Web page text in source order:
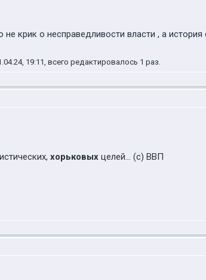
не крик о несправедливости власти , а
19:11, всего редактировалось 1 раз.
хорьковых целей... (с) ВВП